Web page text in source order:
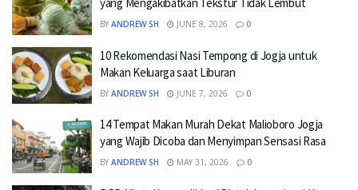
BY ANDREW SH JUNE 8, 2026 0
10 Rekomendasi Nasi Tempong di Jogja untuk
Makan Keluarga saat Liburan
BY ANDREW SH JUNE 7, 2026 0
14 Tempat Makan Murah Dekat Malioboro Jogja
yang Wajib Dicoba dan Menyimpan Sensasi Rasa
BY ANDREW SH MAY 31, 2026 0